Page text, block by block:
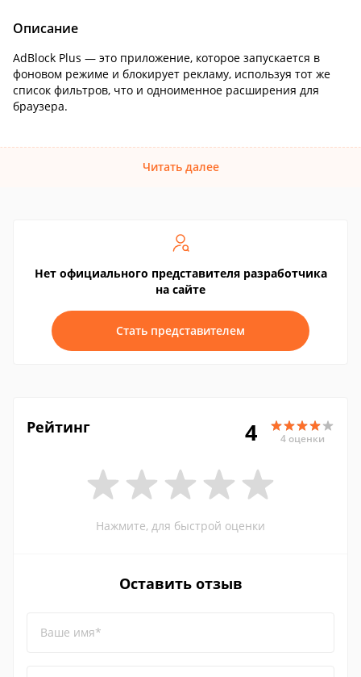
Описание
AdBlock Plus — это приложение, которое запускается в
фоновом режиме и блокирует рекламу, используя тот же
список фильтров, что и одноименное расширения для
браузера.
Читать далее
Нет официального представителя разработчика
на сайте
Стать представителем
Рейтинг 4 4 оценки
Нажмите, для быстрой оценки
Оставить отзыв
Ваше имя*